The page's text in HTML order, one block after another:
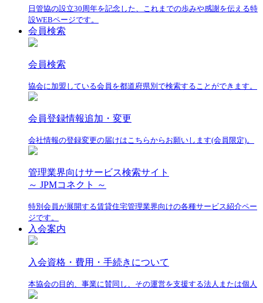
日管協の設立30周年を記念した、これまでの歩みや感謝を伝える特
設WEBページです。
会員検索
会員検索
協会に加盟している会員を都道府県別で検索することができます。
会員登録情報追加・変更
会社情報の登録変更の届けはこちらからお願いします(会員限定)。
管理業界向けサービス検索サイト
～ JPMコネクト ～
特別会員が展開する賃貸住宅管理業界向けの各種サービス紹介ペー
ジです。
入会案内
入会資格・費用・手続きについて
本協会の目的、事業に賛同し、その運営を支援する法人または個人